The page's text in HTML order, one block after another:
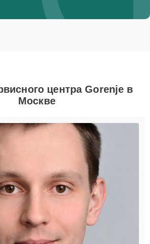
центра Gorenje в
Москве